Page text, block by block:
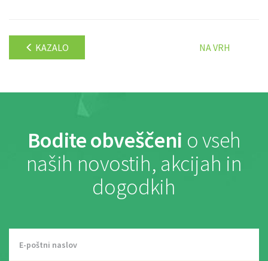
KAZALO NA VRH
Bodite obveščeni o vseh
naših novostih, akcijah in
dogodkih